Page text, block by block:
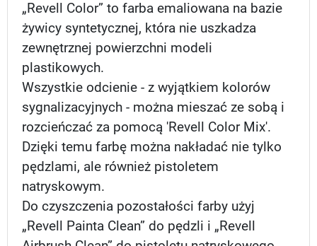
„Revell Color” to farba emaliowana na bazie
żywicy syntetycznej, która nie uszkadza
zewnętrznej powierzchni modeli
plastikowych.
Wszystkie odcienie - z wyjątkiem kolorów
sygnalizacyjnych - można mieszać ze sobą i
rozcieńczać za pomocą 'Revell Color Mix'.
Dzięki temu farbę można nakładać nie tylko
pędzlami, ale również pistoletem
natryskowym.
Do czyszczenia pozostałości farby użyj
„Revell Painta Clean” do pędzli i „Revell